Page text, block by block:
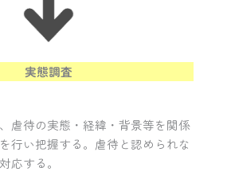
実態調査
虐待の実態・経緯・背景等を関係
行い把握する。虐待と認められな
応する。